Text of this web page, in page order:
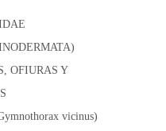
OFIURAS Y
vicinus)